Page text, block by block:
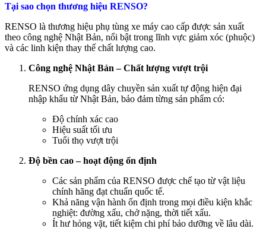
Tại sao chọn thương hiệu RENSO?
RENSO là thương hiệu phụ tùng xe máy cao cấp được sản xuất
theo công nghệ Nhật Bản, nổi bật trong lĩnh vực giảm xóc (phuộc)
và các linh kiện thay thế chất lượng cao.
Công nghệ Nhật Bản – Chất lượng vượt trội
RENSO ứng dụng dây chuyền sản xuất tự động hiện đại
nhập khẩu từ Nhật Bản, bảo đảm từng sản phẩm có:
Độ chính xác cao
Hiệu suất tối ưu
Tuổi thọ vượt trội
Độ bền cao – hoạt động ổn định
Các sản phẩm của RENSO được chế tạo từ vật liệu
chính hãng đạt chuẩn quốc tế.
Khả năng vận hành ổn định trong mọi điều kiện khắc
nghiệt: đường xấu, chở nặng, thời tiết xấu.
Ít hư hỏng vặt, tiết kiệm chi phí bảo dưỡng về lâu dài.